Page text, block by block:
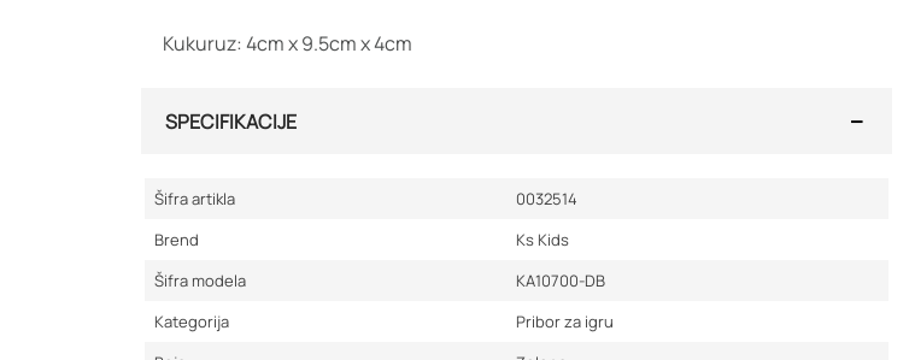
Kukuruz: 4cm x 9.5cm x 4cm
SPECIFIKACIJE
Šifra artikla
0032514
Brend
Ks Kids
Šifra modela
KA10700-DB
Kategorija
Pribor za igru